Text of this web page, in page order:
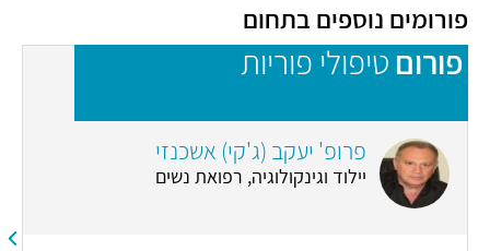
פורומים נוספים בתחום
פורום טיפולי פוריות
פרופ' יעקב (ג'קי) אשכנזי
יילוד וגינקולוגיה, רפואת נשים